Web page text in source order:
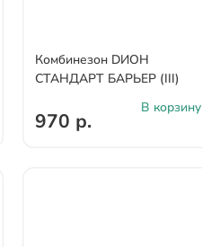
Комбинезон DИОН
СТАНДАРТ БАРЬЕР (III)
970 р.
В корзину